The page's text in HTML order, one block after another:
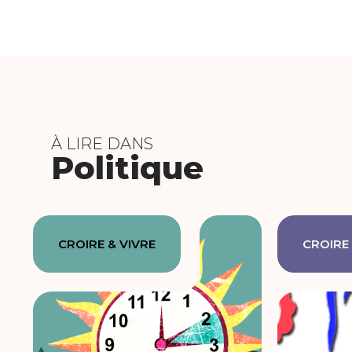
À LIRE DANS
Politique
CROIRE & VIVRE